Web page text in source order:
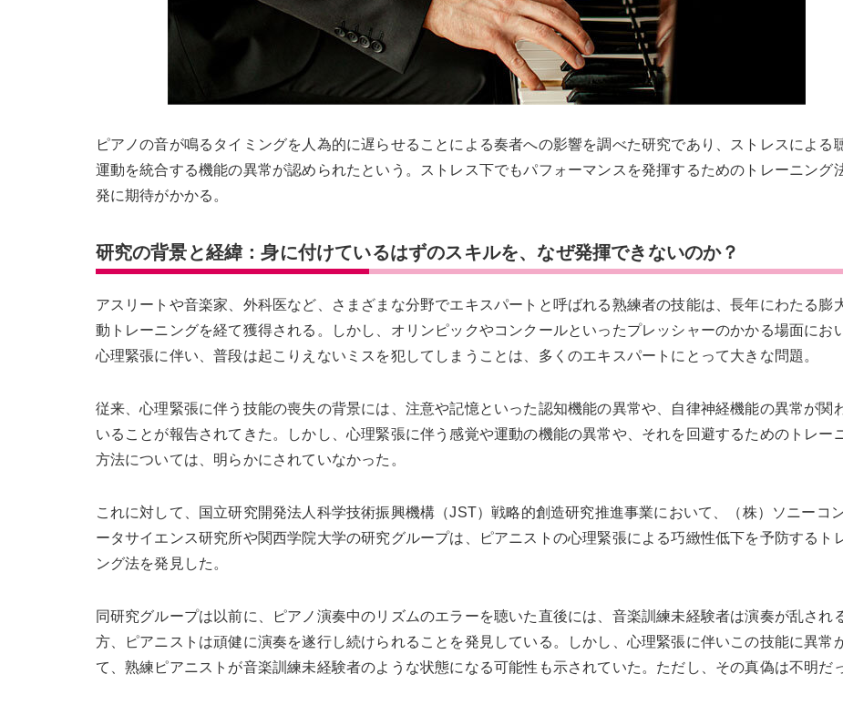
ピアノの音が鳴るタイミングを人為的に遅らせることによる奏者への影響を調べた研究であり、ストレスによる
運動を統合する機能の異常が認められたという。ストレス下でもパフォーマンスを発揮するためのトレーニング
発に期待がかかる。
研究の背景と経緯：身に付けているはずのスキルを、なぜ発揮できないのか？
アスリートや音楽家、外科医など、さまざまな分野でエキスパートと呼ばれる熟練者の技能は、長年にわたる膨
動トレーニングを経て獲得される。しかし、オリンピックやコンクールといったプレッシャーのかかる場面にお
心理緊張に伴い、普段は起こりえないミスを犯してしまうことは、多くのエキスパートにとって大きな問題。
従来、心理緊張に伴う技能の喪失の背景には、注意や記憶といった認知機能の異常や、自律神経機能の異常が関
いることが報告されてきた。しかし、心理緊張に伴う感覚や運動の機能の異常や、それを回避するためのトレー
方法については、明らかにされていなかった。
これに対して、国立研究開発法人科学技術振興機構（JST）戦略的創造研究推進事業において、（株）ソニーコ
ータサイエンス研究所や関西学院大学の研究グループは、ピアニストの心理緊張による巧緻性低下を予防するト
ング法を発見した。
同研究グループは以前に、ピアノ演奏中のリズムのエラーを聴いた直後には、音楽訓練未経験者は演奏が乱され
方、ピアニストは頑健に演奏を遂行し続けられることを発見している。しかし、心理緊張に伴いこの技能に異常
て、熟練ピアニストが音楽訓練未経験者のような状態になる可能性も示されていた。ただし、その真偽は不明だ